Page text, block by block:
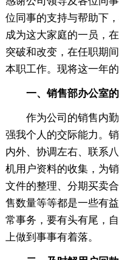
位同事的支持与帮助下
成为这大家庭的一员，
突破和改变，在任职期
本职工作。现将这一年
一、销售部办公室的
作为公司的销售内勤
强我个人的交际能力。
内外、协调左右、联系
机用户资料的收集，为
文件的整理、分期买卖
售数量等等都是一些有
常事务，要有头有尾，
上做到事事有着落。